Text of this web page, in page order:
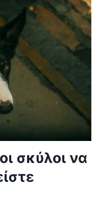
σκύλοι να